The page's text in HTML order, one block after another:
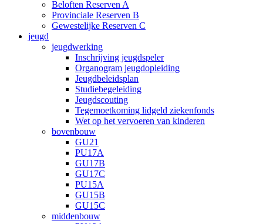
Beloften Reserven A
Provinciale Reserven B
Gewestelijke Reserven C
jeugd
jeugdwerking
Inschrijving jeugdspeler
Organogram jeugdopleiding
Jeugdbeleidsplan
Studiebegeleiding
Jeugdscouting
Tegemoetkoming lidgeld ziekenfonds
Wet op het vervoeren van kinderen
bovenbouw
GU21
PU17A
GU17B
GU17C
PU15A
GU15B
GU15C
middenbouw